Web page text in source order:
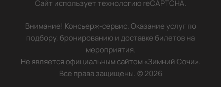
Сайт использует технологию reCAPTCHA.
Внимание! Консьерж-сервис. Оказание услуг по
подбору, бронированию и доставке билетов на
мероприятия.
Не является официальным сайтом «Зимний Сочи».
Все права защищены.©2026